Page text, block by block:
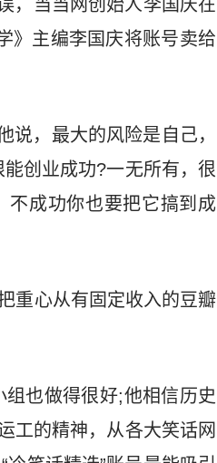
，当当网创始人李国庆在
》主编李国庆将账号卖给
，最大的风险是自己，
创业成功?一无所有，很
不成功你也要把它搞到成
重心从有固定收入的豆瓣
也做得很好;他相信历史
工的精神，从各大笑话网